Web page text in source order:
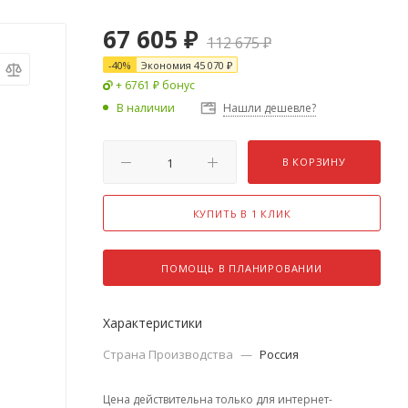
67 605 ₽ 112 675₽
-40% Экономия 45 070 ₽
+ 6761 ₽ бонус
В наличии
Нашли дешевле?
В КОРЗИНУ
КУПИТЬ В 1 КЛИК
ПОМОЩЬ В ПЛАНИРОВАНИИ
Характеристики
Страна Производства — Россия
Цена действительна только для интернет-